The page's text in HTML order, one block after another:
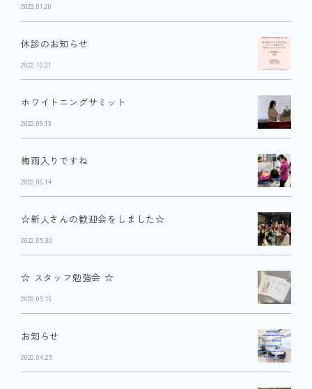
2023.01.20
休診のお知らせ
2022.10.31
ホワイトニングサミット
2022.09.13
梅雨入りですね
2022.06.14
☆新人さんの歓迎会をしました☆
2022.05.30
☆ スタッフ勉強会 ☆
2022.05.16
お知らせ
2022.04.25